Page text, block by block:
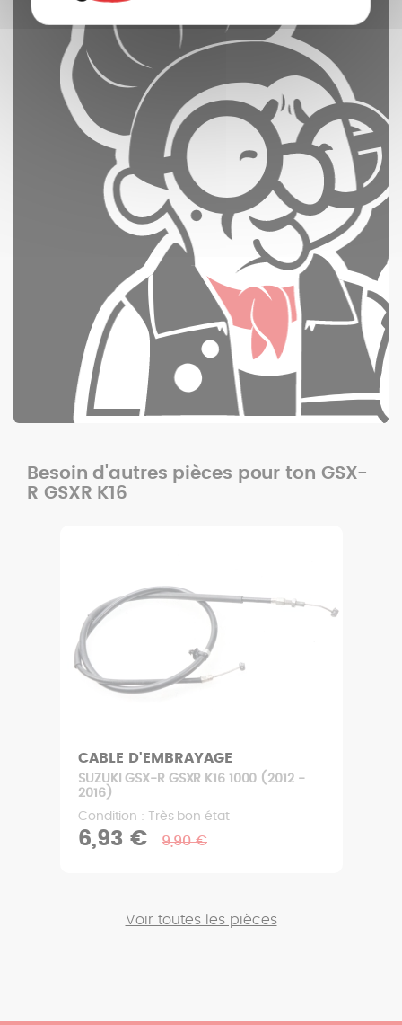
Besoin d'autres pièces pour ton GSX-
R GSXR K16
CABLE D'EMBRAYAGE
SUZUKI GSX-R GSXR K16 1000 (2012 -
2016)
Condition : Très bon état
6,93 € 9,90 €
Voir toutes les pièces